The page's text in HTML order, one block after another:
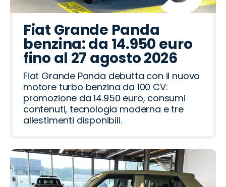
Fiat Grande Panda
benzina: da 14.950 euro
fino al 27 agosto 2026
Fiat Grande Panda debutta con il nuovo
motore turbo benzina da 100 CV:
promozione da 14.950 euro, consumi
contenuti, tecnologia moderna e tre
allestimenti disponibili.